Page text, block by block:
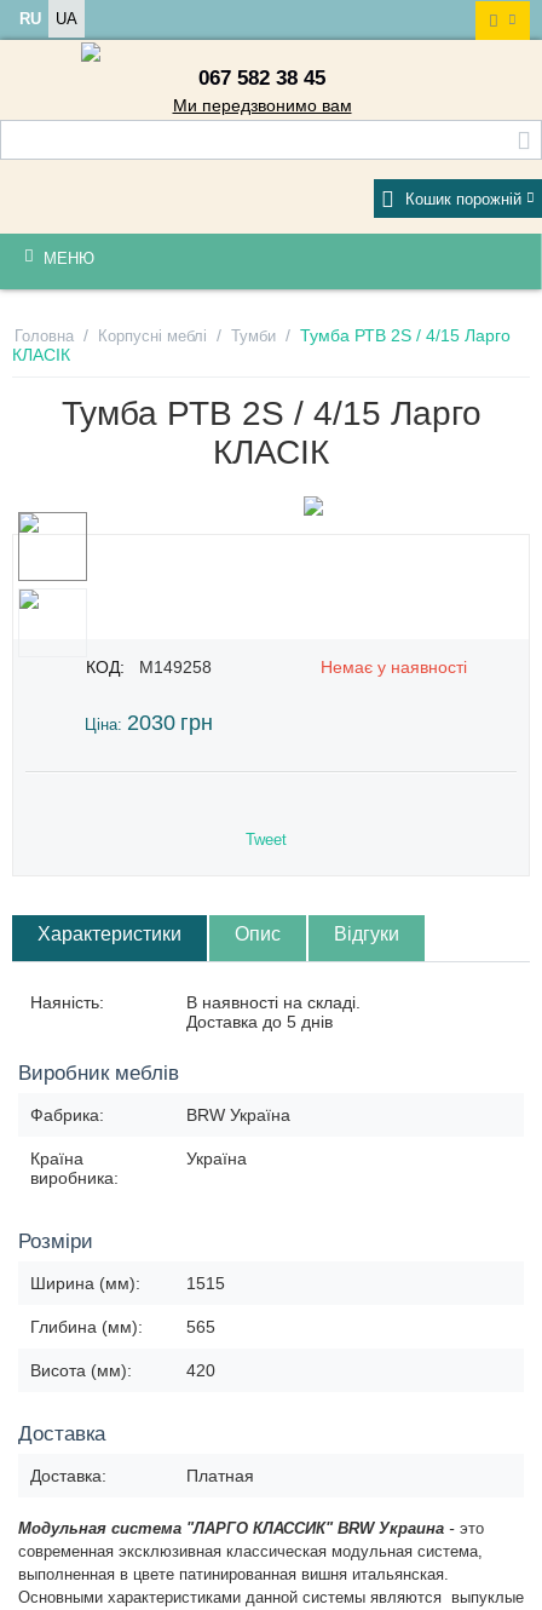
RU UA
067 582 38 45
Ми передзвонимо вам
Кошик порожній
МЕНЮ
Головна / Корпусні меблі / Тумби / Тумба РТВ 2S / 4/15 Ларго
КЛАСІК
Тумба РТВ 2S / 4/15 Ларго
КЛАСІК
КОД: M149258 Немає у наявності
Ціна: 2030 грн
Tweet
Характеристики Опис Відгуки
Наяність:
В наявності на складі.
Доставка до 5 днів
Виробник меблів
Фабрика: BRW Україна
Країна
виробника:
Україна
Розміри
Ширина (мм): 1515
Глибина (мм): 565
Висота (мм): 420
Доставка
Доставка: Платная
Модульная система "ЛАРГО КЛАССИК" BRW Украина - это
современная эксклюзивная классическая модульная система,
выполненная в цвете патинированная вишня итальянская.
Основными характеристиками данной системы являются выпуклые